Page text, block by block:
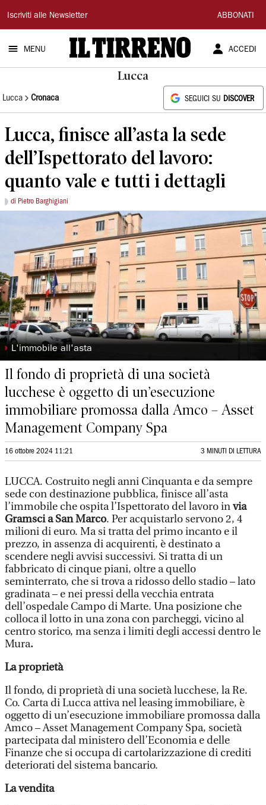
Il
Tirreno
Iscriviti alle Newsletter ABBONATI
MENU ACCEDI
Lucca
Lucca Cronaca SEGUICI SU DISCOVER
Lucca, finisce all’asta la sede
dell’Ispettorato del lavoro:
quanto vale e tutti i dettagli
di Pietro Barghigiani
◗ L'immobile all'asta
Il fondo di proprietà di una società
lucchese è oggetto di un’esecuzione
immobiliare promossa dalla Amco – Asset
Management Company Spa
16 ottobre 2024 11:21 3 MINUTI DI LETTURA
LUCCA. Costruito negli anni Cinquanta e da sempre
sede con destinazione pubblica, finisce all’asta
l’immobile che ospita l’Ispettorato del lavoro invia
Gramsci a San Marco. Per acquistarlo servono 2, 4
milioni di euro. Ma si tratta del primo incanto e il
prezzo, in assenza di acquirenti, è destinato a
scendere negli avvisi successivi. Si tratta di un
fabbricato di cinque piani, oltre a quello
seminterrato, che si trova a ridosso dello stadio – lato
gradinata – e nei pressi della vecchia entrata
dell’ospedale Campo di Marte. Una posizione che
colloca il lotto in una zona con parcheggi, vicino al
centro storico, ma senza i limiti degli accessi dentro le
Mura.
La proprietà
Il fondo, di proprietà di una società lucchese, la Re.
Co. Carta di Lucca attiva nel leasing immobiliare, è
oggetto di un’esecuzione immobiliare promossa dalla
Amco – Asset Management Company Spa, società
partecipata dal ministero dell’Economia e delle
Finanze che si occupa di cartolarizzazione di crediti
deteriorati del sistema bancario.
La vendita